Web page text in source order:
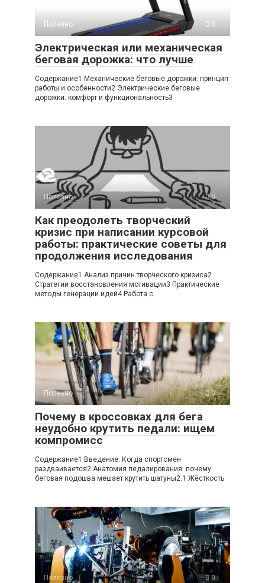
Полезно 0
Электрическая или механическая
беговая дорожка: что лучше
Содержание1 Механические беговые дорожки: принцип
работы и особенности2 Электрические беговые
дорожки: комфорт и функциональность3
Полезно 0
Как преодолеть творческий
кризис при написании курсовой
работы: практические советы для
продолжения исследования
Содержание1 Анализ причин творческого кризиса2
Стратегии восстановления мотивации3 Практические
методы генерации идей4 Работа с
Полезно 0
Почему в кроссовках для бега
неудобно крутить педали: ищем
компромисс
Содержание1 Введение: Когда спортсмен
раздваивается2 Анатомия педалирования: почему
беговая подошва мешает крутить шатуны2.1 Жёсткость
Полезно 0